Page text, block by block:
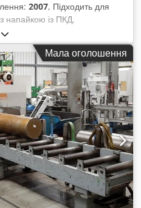
2007, Підходить для
напайкою із ПКД,
також дископодібних
фрези тощо, за методом
Комплектація: - Повне
агрегат для діелектричної
пожежогасіння - Витяжна
щуп - Машинна лампа -
система змащування - Тримач
шпиндель Cedpfjwtmg
діаметр фрези: 250 мм
частини: 260 мм Діаметр
10 - 250 мм Максимальний
250 мм
20 кг Хід по осі X: 275 мм
W: 200 мм Конус кріплення
Мала оголошення